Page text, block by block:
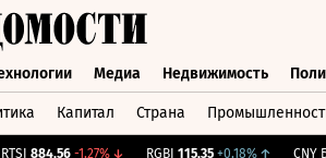
Медиа Недвижимость
Капитал Страна
RTSI 884,56 -1,27%↓ RGBI 115,35 +0,18%↑ CNY